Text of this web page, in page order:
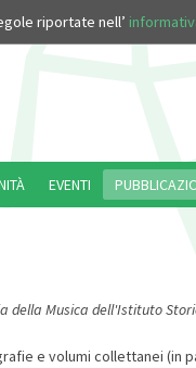
riportate nell’
della Musica dell'Istituto
e volumi collettanei
EVENTI